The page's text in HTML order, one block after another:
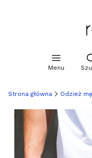
Menu
Strona główna Odzież